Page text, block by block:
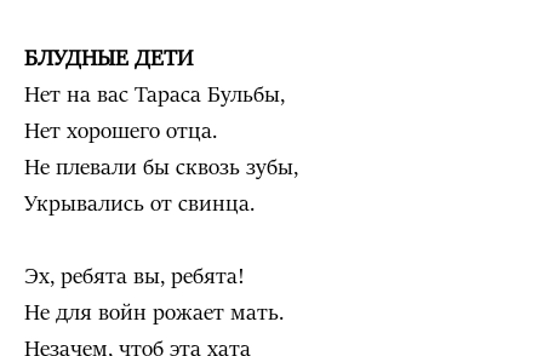
БЛУДНЫЕ ДЕТИ
Нет на вас Тараса Бульбы,
Нет хорошего отца.
Не плевали бы сквозь зубы,
Укрывались от свинца.
Эх, ребята вы, ребята!
Не для войн рожает мать.
Незачем, чтоб эта хата